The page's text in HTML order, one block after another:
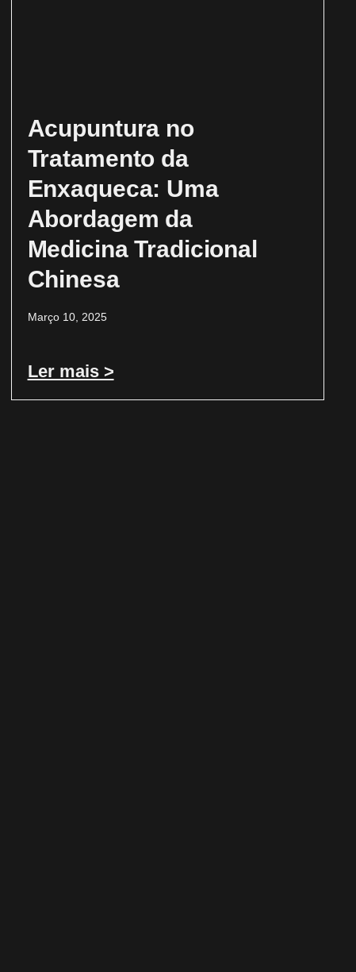
Acupuntura no
Tratamento da
Enxaqueca: Uma
Abordagem da
Medicina Tradicional
Chinesa
Março 10, 2025
Ler mais >